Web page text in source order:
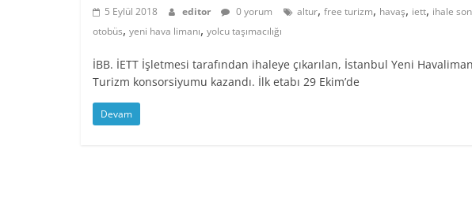
5 Eylül 2018 editor 0 yorum altur, free turizm, havaş, iett, ihale
otobüs, yeni hava limanı, yolcu taşımacılığı
İBB. İETT İşletmesi tarafından ihaleye çıkarılan, İstanbul Yeni
Turizm konsorsiyumu kazandı. İlk etabı 29 Ekim’de
Devam